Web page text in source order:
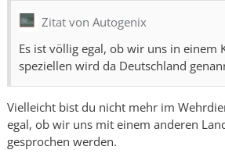
Zitat von Autogenix
Es ist völlig egal, ob wir uns in einem
speziellen wird da Deutschland
Vielleicht bist du nicht mehr im
egal, ob wir uns mit einem anderen
gesprochen werden.